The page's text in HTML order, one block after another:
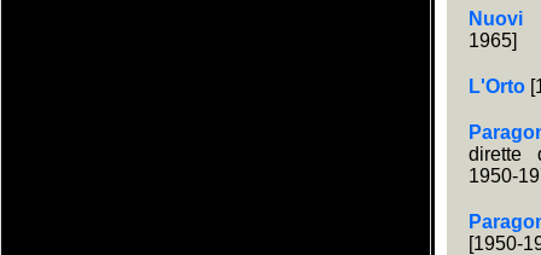
Nuovi
1965]
L'Orto
dirette
1950-
[1950-